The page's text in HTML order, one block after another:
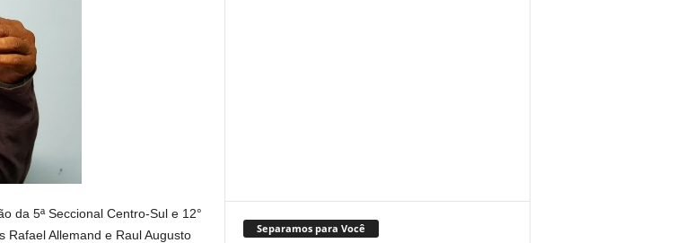
da 5ª Seccional Centro-Sul e 12°
Rafael Allemand e Raul Augusto
Separamos para Você